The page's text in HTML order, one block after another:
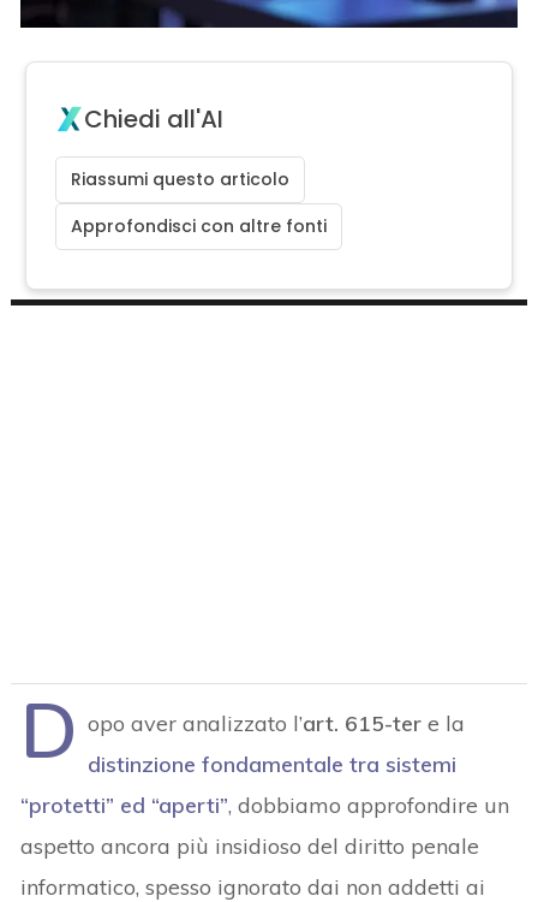
Chiedi all'AI
Riassumi questo articolo
Approfondisci con altre fonti
D opo aver analizzato l’art. 615-ter e la
distinzione fondamentale tra sistemi
“protetti” ed “aperti”, dobbiamo approfondire un
aspetto ancora più insidioso del diritto penale
informatico, spesso ignorato dai non addetti ai